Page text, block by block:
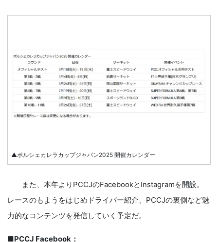
▲ポルシェカレラカップジャパン2025 開催カレンダー
また、本年よりPCCJのFacebookとInstagramを開設。
レースのもようをはじめドライバー紹介、PCCJの裏側など魅
力的なコンテンツを発信していく予定だ。
■PCCJ Facebook：